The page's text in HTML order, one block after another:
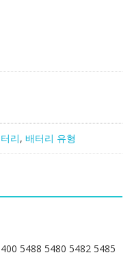
리, 배터리 유형
5488 5480 5482 5485